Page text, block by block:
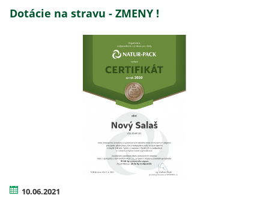
Dotácie na stravu - ZMENY !
10.06.2021